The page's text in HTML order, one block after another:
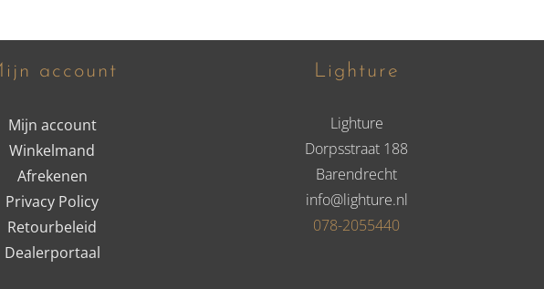
account
Mijn account
Winkelmand
Afrekenen
Privacy Policy
Retourbeleid
Dealerportaal
Lighture
Lighture
Dorpsstraat 188
Barendrecht
info@lighture.nl
078-2055440